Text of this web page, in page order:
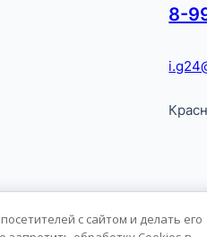
8-
с сайтом и делать его